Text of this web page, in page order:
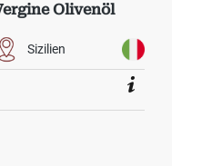
Olivenöl
Sizilien